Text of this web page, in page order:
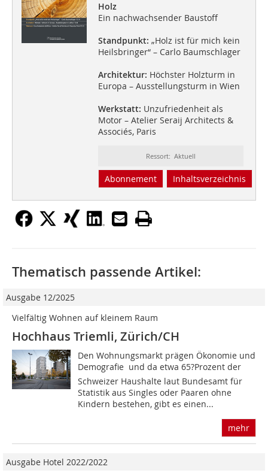
Holz
Ein nachwachsender Baustoff
Standpunkt: „Holz ist für mich kein
Heilsbringer“ – Carlo Baumschlager
Architektur: Höchster Holzturm in
Europa – Ausstellungsturm in Wien
Werkstatt: Unzufriedenheit als
Motor – Atelier Seraij Architects &
Associés, Paris
Ressort: Aktuell
Abonnement Inhaltsverzeichnis
Thematisch passende Artikel:
Ausgabe 12/2025
Vielfältig Wohnen auf kleinem Raum
Hochhaus Triemli, Zürich/CH
Den Wohnungsmarkt prägen Ökonomie und
Demografie  und da etwa 65?Prozent der
Schweizer Haushalte laut Bundesamt für
Statistik aus Singles oder Paaren ohne
Kindern bestehen, gibt es einen...
mehr
Ausgabe Hotel 2022/2022